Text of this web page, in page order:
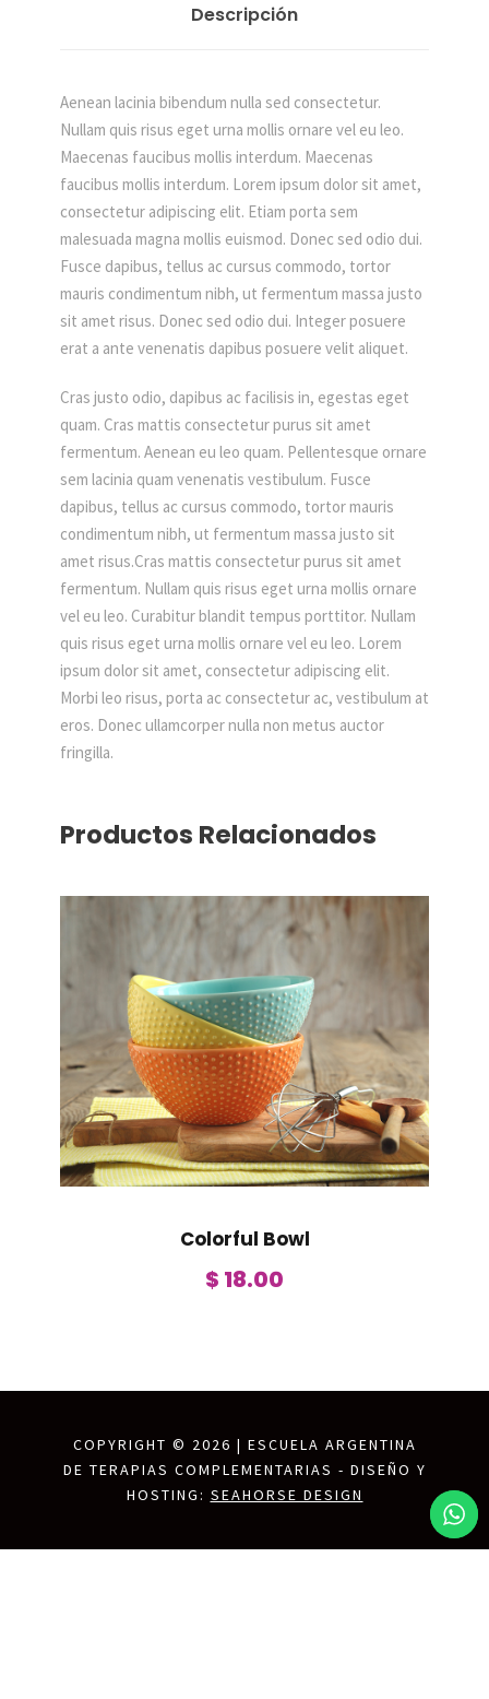
t
i
d
a
d
Descripción
Aenean lacinia bibendum nulla sed consectetur.
Nullam quis risus eget urna mollis ornare vel eu leo.
Maecenas faucibus mollis interdum. Maecenas
faucibus mollis interdum. Lorem ipsum dolor sit amet,
consectetur adipiscing elit. Etiam porta sem
malesuada magna mollis euismod. Donec sed odio dui.
Fusce dapibus, tellus ac cursus commodo, tortor
mauris condimentum nibh, ut fermentum massa justo
sit amet risus. Donec sed odio dui. Integer posuere
erat a ante venenatis dapibus posuere velit aliquet.
Cras justo odio, dapibus ac facilisis in, egestas eget
quam. Cras mattis consectetur purus sit amet
fermentum. Aenean eu leo quam. Pellentesque ornare
sem lacinia quam venenatis vestibulum. Fusce
dapibus, tellus ac cursus commodo, tortor mauris
condimentum nibh, ut fermentum massa justo sit
amet risus.Cras mattis consectetur purus sit amet
fermentum. Nullam quis risus eget urna mollis ornare
vel eu leo. Curabitur blandit tempus porttitor. Nullam
quis risus eget urna mollis ornare vel eu leo. Lorem
ipsum dolor sit amet, consectetur adipiscing elit.
Morbi leo risus, porta ac consectetur ac, vestibulum at
eros. Donec ullamcorper nulla non metus auctor
fringilla.
Productos Relacionados
Colorful Bowl
$ 18.00
COPYRIGHT © 2026 | ESCUELA ARGENTINA
DE TERAPIAS COMPLEMENTARIAS - DISEÑO Y
HOSTING: SEAHORSE DESIGN